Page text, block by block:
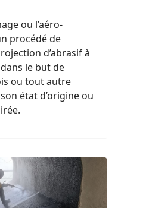
ou l’aéro-
procédé de
d’abrasif à
le but de
ou tout autre
état d’origine ou